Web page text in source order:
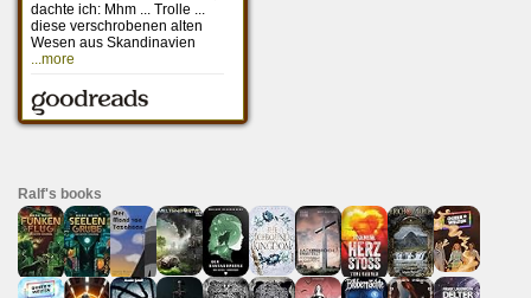
Ralf's books